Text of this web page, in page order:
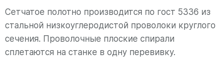
Сетчатое полотно производится по гост 5336 из
стальной низкоуглеродистой проволоки круглого
сечения. Проволочные плоские спирали
сплетаются на станке в одну перевивку.